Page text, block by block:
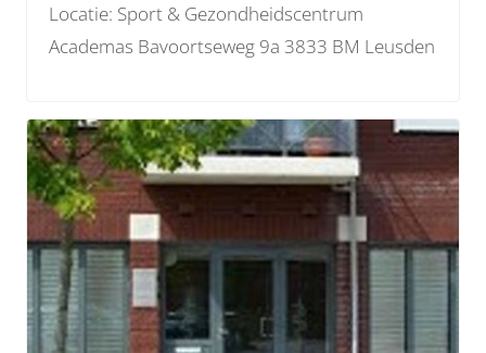
Locatie: Sport & Gezondheidscentrum
Academas Bavoortseweg 9a 3833 BM Leusden